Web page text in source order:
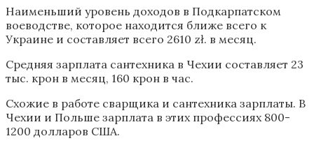
Наименьший уровень доходов в Подкарпатском
воеводстве, которое находится ближе всего к
Украине и составляет всего 2610 zł. в месяц.
Средняя зарплата сантехника в Чехии составляет 23
тыс. крон в месяц, 160 крон в час.
Схожие в работе сварщика и сантехника зарплаты. В
Чехии и Польше зарплата в этих профессиях 800-
1200 долларов США.